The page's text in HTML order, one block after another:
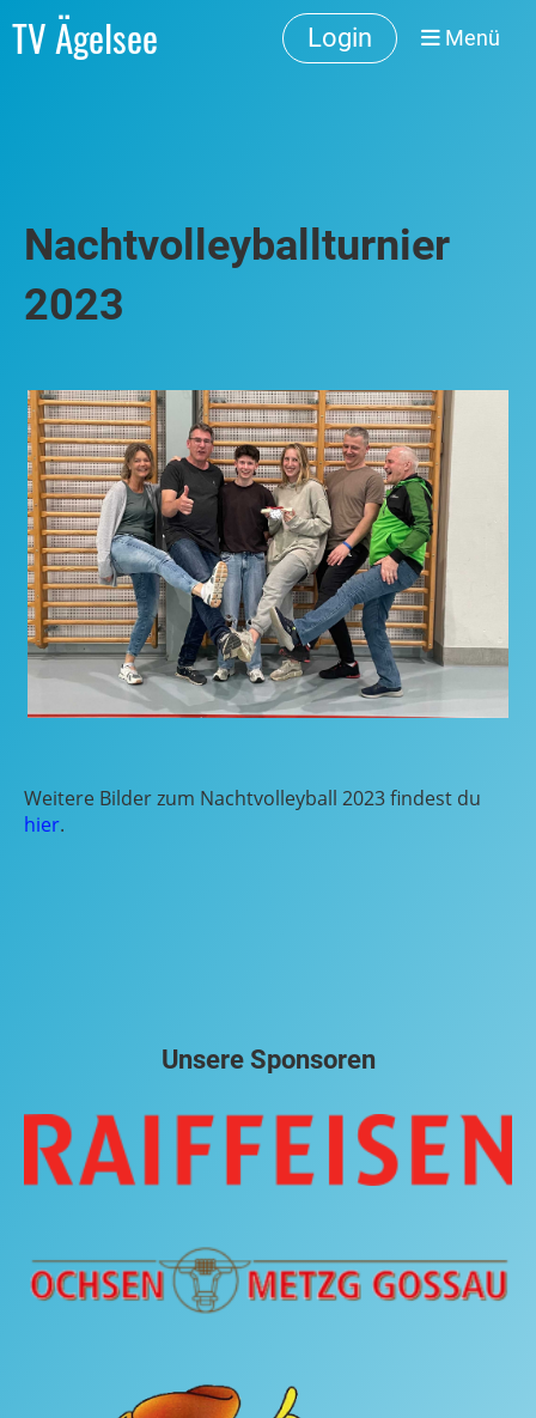
TV Ägelsee Login Menü
Nachtvolleyballturnier
2023
Weitere Bilder zum Nachtvolleyball 2023 findest du
hier.
Unsere Sponsoren